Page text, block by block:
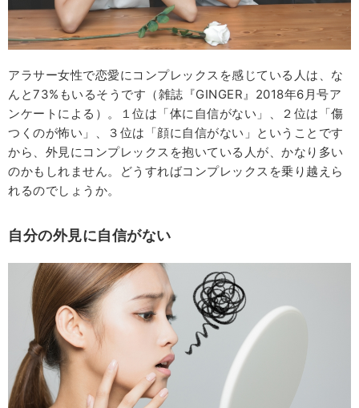
アラサー女性で恋愛にコンプレックスを感じている人は、な
んと73%もいるそうです（雑誌『GINGER』2018年6月号ア
ンケートによる）。１位は「体に自信がない」、２位は「傷
つくのが怖い」、３位は「顔に自信がない」ということです
から、外見にコンプレックスを抱いている人が、かなり多い
のかもしれません。どうすればコンプレックスを乗り越えら
れるのでしょうか。
自分の外見に自信がない